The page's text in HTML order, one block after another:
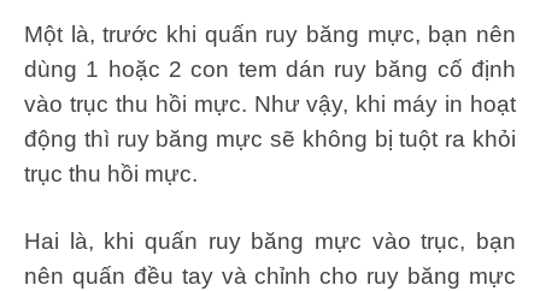
Một là, trước khi quấn ruy băng mực, bạn nên
dùng 1 hoặc 2 con tem dán ruy băng cố định
vào trục thu hồi mực. Như vậy, khi máy in hoạt
động thì ruy băng mực sẽ không bị tuột ra khỏi
trục thu hồi mực.
Hai là, khi quấn ruy băng mực vào trục, bạn
nên quấn đều tay và chỉnh cho ruy băng mực